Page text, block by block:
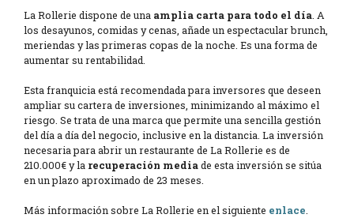
La Rollerie dispone de una amplia carta para todo el día . A
los desayunos, comidas y cenas, añade un espectacular brunch,
meriendas y las primeras copas de la noche. Es una forma de
aumentar su rentabilidad.
Esta franquicia está recomendada para inversores que deseen
ampliar su cartera de inversiones, minimizando al máximo el
riesgo. Se trata de una marca que permite una sencilla gestión
del día a día del negocio, inclusive en la distancia. La inversión
necesaria para abrir un restaurante de La Rollerie es de
210.000€ y la recuperación mediade esta inversión se sitúa
en un plazo aproximado de 23 meses.
Más información sobre La Rollerie en el siguiente enlace